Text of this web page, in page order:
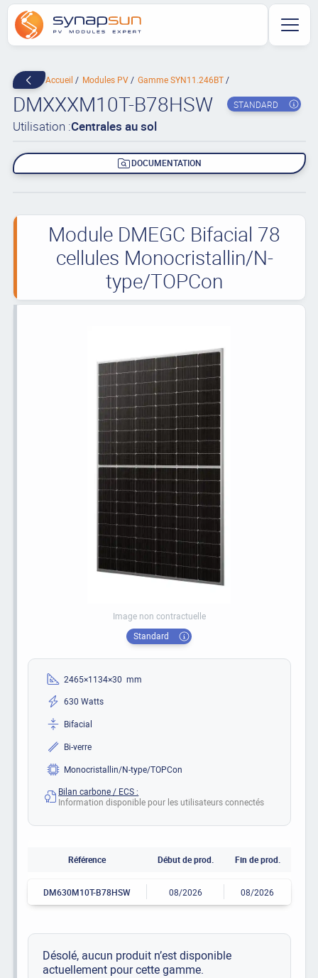
Accueil Modules PV Gamme SYN11.246BT
DMXXXM10T-B78HSW STANDARD
Utilisation :Centrales au sol
DOCUMENTATION
Module DMEGC Bifacial 78
cellules Monocristallin/N-
type/TOPCon
Image non contractuelle
Standard
2465×1134×30 mm
630 Watts
Bifacial
Bi-verre
Monocristallin/N-type/TOPCon
Bilan carbone / ECS :
Information disponible pour les utilisateurs connectés
Référence Début de prod. Fin de prod.
DM630M10T-B78HSW 08/2026 08/2026
Désolé, aucun produit n’est disponible
actuellement pour cette gamme.